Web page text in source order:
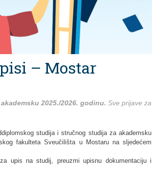
– Mostar
2025./2026. godinu. Sve prijave za
studija i stručnog studija za akademsku
fakulteta Sveučilišta u Mostaru na sljedećem
upis na studij, preuzmi upisnu dokumentaciju i